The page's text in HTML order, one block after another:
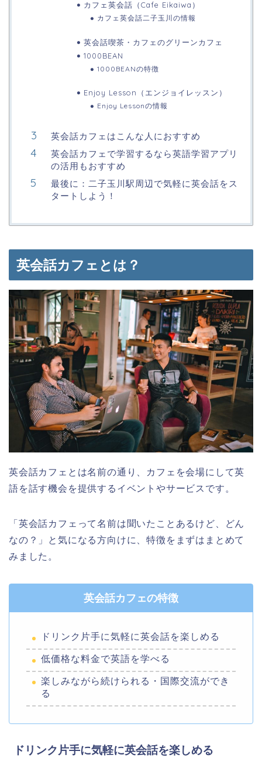
カフェ英会話（Cafe Eikaiwa）
カフェ英会話二子玉川の情報
英会話喫茶・カフェのグリーンカフェ
1000BEAN
1000BEANの特徴
Enjoy Lesson（エンジョイレッスン）
Enjoy Lessonの情報
英会話カフェはこんな人におすすめ
英会話カフェで学習するなら英語学習アプリ
の活用もおすすめ
最後に：二子玉川駅周辺で気軽に英会話をス
タートしよう！
英会話カフェとは？
英会話カフェとは名前の通り、カフェを会場にして英
語を話す機会を提供するイベントやサービスです。
「英会話カフェって名前は聞いたことあるけど、どん
なの？」と気になる方向けに、特徴をまずはまとめて
みました。
英会話カフェの特徴
ドリンク片手に気軽に英会話を楽しめる
低価格な料金で英語を学べる
楽しみながら続けられる・国際交流ができ
る
ドリンク片手に気軽に英会話を楽しめる